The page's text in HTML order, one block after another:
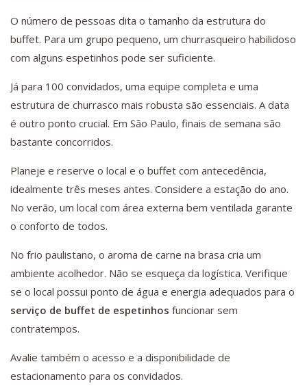
O número de pessoas dita o tamanho da estrutura do
buffet. Para um grupo pequeno, um churrasqueiro habilidoso
com alguns espetinhos pode ser suficiente.
Já para 100 convidados, uma equipe completa e uma
estrutura de churrasco mais robusta são essenciais. A data
é outro ponto crucial. Em São Paulo, finais de semana são
bastante concorridos.
Planeje e reserve o local e o buffet com antecedência,
idealmente três meses antes. Considere a estação do ano.
No verão, um local com área externa bem ventilada garante
o conforto de todos.
No frio paulistano, o aroma de carne na brasa cria um
ambiente acolhedor. Não se esqueça da logística. Verifique
se o local possui ponto de água e energia adequados para o
serviço de buffet de espetinhos funcionar sem
contratempos.
Avalie também o acesso e a disponibilidade de
estacionamento para os convidados.